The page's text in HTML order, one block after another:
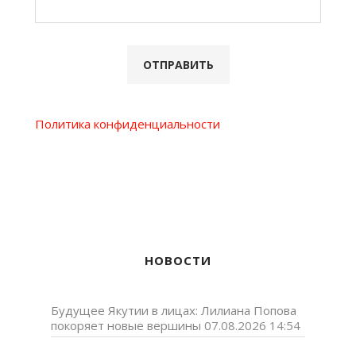
Политика конфиденциальности
НОВОСТИ
Будущее Якутии в лицах: Лилиана Попова
покоряет новые вершины 07.08.2026 14:54